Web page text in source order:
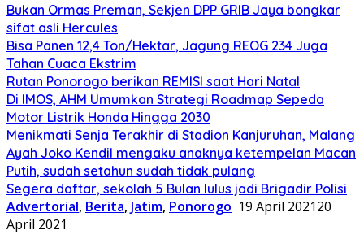
Bukan Ormas Preman, Sekjen DPP GRIB Jaya bongkar
sifat asli Hercules
Bisa Panen 12,4 Ton/Hektar, Jagung REOG 234 Juga
Tahan Cuaca Ekstrim
Rutan Ponorogo berikan REMISI saat Hari Natal
Di IMOS, AHM Umumkan Strategi Roadmap Sepeda
Motor Listrik Honda Hingga 2030
Menikmati Senja Terakhir di Stadion Kanjuruhan, Malang
Ayah Joko Kendil mengaku anaknya ketempelan Macan
Putih, sudah setahun sudah tidak pulang
Segera daftar, sekolah 5 Bulan lulus jadi Brigadir Polisi
Advertorial, Berita, Jatim, Ponorogo 19 April 202120
April 2021